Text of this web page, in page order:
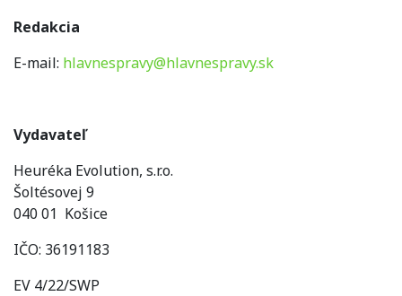
Redakcia
E-mail: hlavnespravy@hlavnespravy.sk
Vydavateľ
Heuréka Evolution, s.r.o.
Šoltésovej 9
040 01 Košice
IČO: 36191183
EV 4/22/SWP